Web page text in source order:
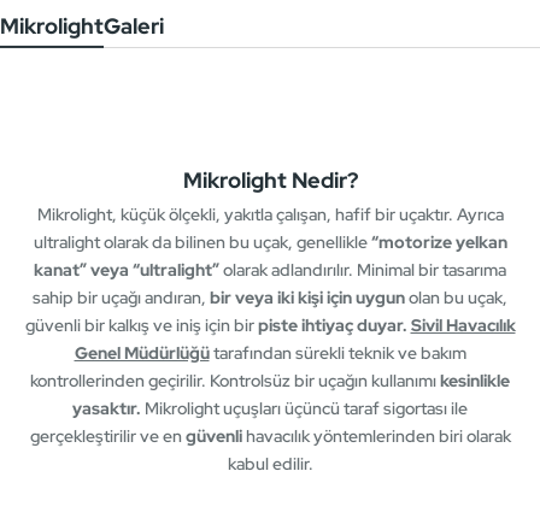
MikrolightGaleri
Mikrolight Nedir?
Mikrolight, küçük ölçekli, yakıtla çalışan, hafif bir uçaktır. Ayrıca
ultralight olarak da bilinen bu uçak, genellikle“motorize yelkan
kanat” veya “ultralight”olarak adlandırılır. Minimal bir tasarıma
sahip bir uçağı andıran, bir veya iki kişi için uygunolan bu uçak,
güvenli bir kalkış ve iniş için birpiste ihtiyaç duyar. Sivil Havacılık
Genel Müdürlüğütarafından sürekli teknik ve bakım
kontrollerinden geçirilir. Kontrolsüz bir uçağın kullanımıkesinlikle
yasaktır. Mikrolight uçuşları üçüncü taraf sigortası ile
gerçekleştirilir ve engüvenlihavacılık yöntemlerinden biri olarak
kabul edilir.